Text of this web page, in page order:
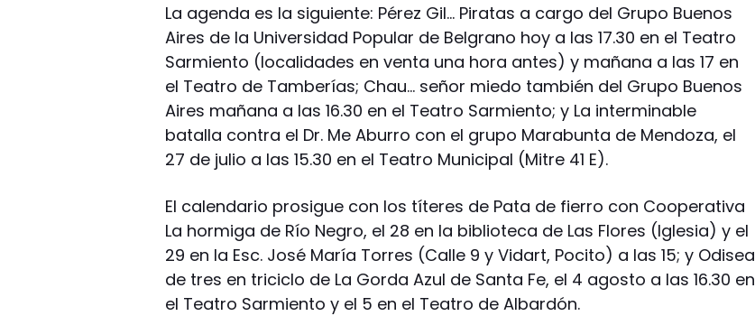
La agenda es la siguiente: Pérez Gil… Piratas a cargo del Grupo Buenos
Aires de la Universidad Popular de Belgrano hoy a las 17.30 en el Teatro
Sarmiento (localidades en venta una hora antes) y mañana a las 17 en
el Teatro de Tamberías; Chau… señor miedo también del Grupo Buenos
Aires mañana a las 16.30 en el Teatro Sarmiento; y La interminable
batalla contra el Dr. Me Aburro con el grupo Marabunta de Mendoza, el
27 de julio a las 15.30 en el Teatro Municipal (Mitre 41 E).
El calendario prosigue con los títeres de Pata de fierro con Cooperativa
La hormiga de Río Negro, el 28 en la biblioteca de Las Flores (Iglesia) y el
29 en la Esc. José María Torres (Calle 9 y Vidart, Pocito) a las 15; y Odisea
de tres en triciclo de La Gorda Azul de Santa Fe, el 4 agosto a las 16.30 en
el Teatro Sarmiento y el 5 en el Teatro de Albardón.